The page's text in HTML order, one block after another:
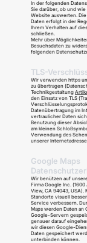
In der folgenden
Sie darüber, ob und
Website auswerten.
Daten erfolgt in der
Ihrem Verhalten auf
schließen.
Mehr über
Besuchsdaten zu
folgenden
TLS-
Wir verwenden https
zu übertragen
Technikgestaltung
den Einsatz von TLS
Datenübertragung im
vertraulicher Daten
Benutzung dieser
am kleinen
Verwendung des
unserer
Google Maps
Wir benützen auf
Firma Google Inc.
View, CA 94043, USA).
Standorte visuell
Service verbessern.
Maps werden Daten an
Google-Servern
genauer darauf
wir diesen Google-
Daten gespeichert
unterbinden können.